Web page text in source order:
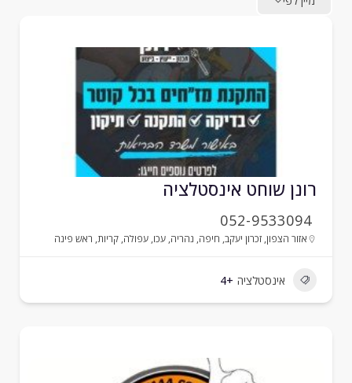
שוחט אינסטלציה
052-9533094
אזור הצפון,זכרון יעקב ,חיפה,נהריה,עכו,עפולה,קריות,ראש פינה
אינסטלציה +4